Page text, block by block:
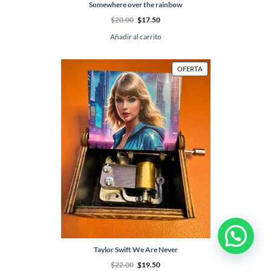
Somewhere over the rainbow
$20.00 El
precio
original
era:
$17.50El
actual
es:
Añadir al carrito
OFERTAPRODUCTO
EN
Taylor Swift We Are Never
$22.00 El
$19.50El
1